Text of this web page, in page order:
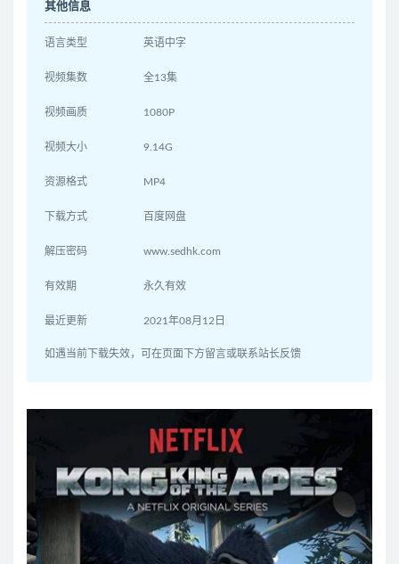
其他信息
语言类型 英语中字
视频集数 全13集
视频画质 1080P
视频大小 9.14G
资源格式 MP4
下载方式 百度网盘
解压密码 www.sedhk.com
有效期 永久有效
最近更新 2021年08月12日
如遇当前下载失效，可在页面下方留言或联系站长反馈